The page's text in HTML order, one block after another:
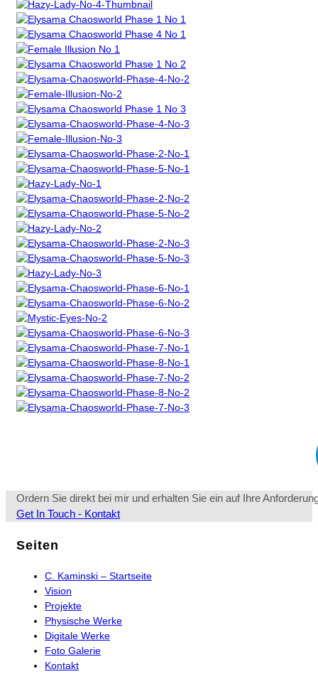
Ordern Sie direkt bei mir und erhalten Sie ein auf Ihre
Get In Touch - KontaktOpens
tab
Seiten
C. Kaminski – Startseite
Vision
Projekte
Physische Werke
Digitale Werke
Foto Galerie
Kontakt